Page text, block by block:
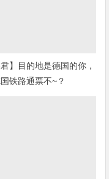
君】目的地是德国的你，
铁路通票不~？